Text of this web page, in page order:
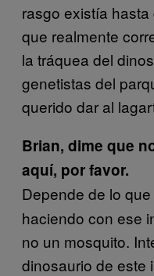
rasgo existía
que realmente
la tráquea del
genetistas del
querido dar al
Brian, dime que
aquí, por favor.
Depende de lo
haciendo con ese
no un mosquito.
dinosaurio de este